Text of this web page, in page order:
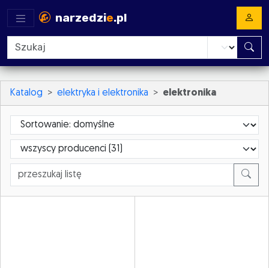
narzedzie.pl
Katalog elektryka i elektronika elektronika
Sortowanie
ProducerId